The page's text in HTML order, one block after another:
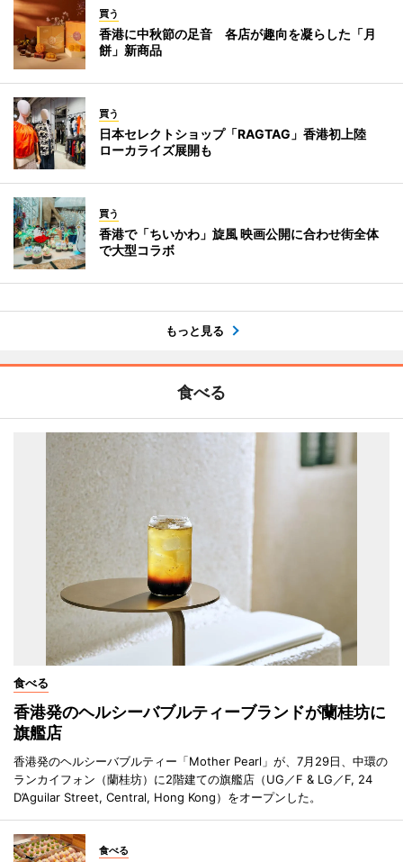
買う
香港に中秋節の足音 各店が趣向を凝らした「月
餅」新商品
買う
日本セレクトショップ「RAGTAG」香港初上陸
ローカライズ展開も
買う
香港で「ちいかわ」旋風 映画公開に合わせ街全体
で大型コラボ
もっと見る
食べる
食べる
香港発のヘルシーバブルティーブランドが蘭桂坊に
旗艦店
香港発のヘルシーバブルティー「Mother Pearl」が、7月29日、中環の
ランカイフォン（蘭桂坊）に2階建ての旗艦店（UG／F & LG／F, 24
D’Aguilar Street, Central, Hong Kong）をオープンした。
食べる